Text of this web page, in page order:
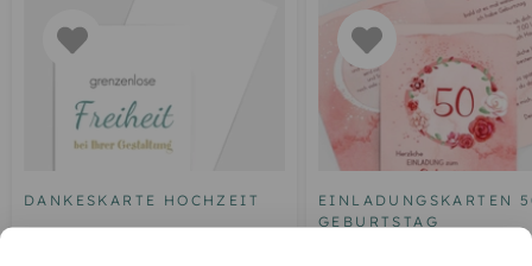
DANKESKARTE HOCHZEIT
Blankokarte
EINLADUNGSKARTEN
GEBURTSTAG